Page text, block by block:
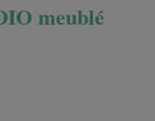
meublé